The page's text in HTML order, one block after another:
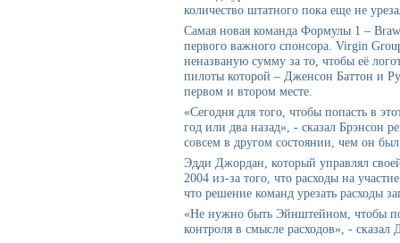
количество штатного пока еще не
Самая новая команда Формулы 1 –
первого важного спонсора. Virgin
неназваную сумму за то, чтобы её
пилоты которой – Дженсон Баттон и
первом и втором месте.
«Сегодня для того, чтобы попасть в
год или два назад», - сказал Брэнсон
совсем в другом состоянии, чем он
Эдди Джордан, который управлял
2004 из-за того, что расходы на
что решение команд урезать расходы
«Не нужно быть Эйнштейном, чтобы
контроля в смысле расходов», -